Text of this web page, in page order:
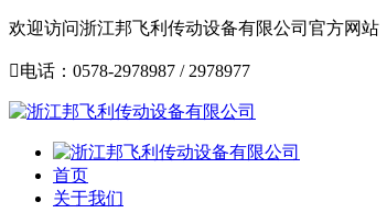
欢迎访问浙江邦飞利传动设备有限公司官方网站
电话：0578-2978987 / 2978977
首页
关于我们